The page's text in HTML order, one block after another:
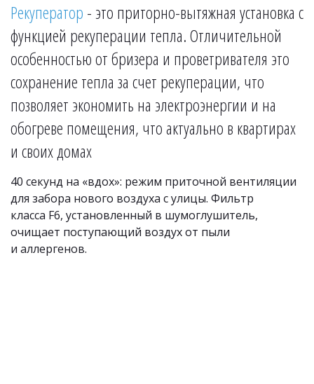
Рекуператор - это приторно-вытяжная установка с
функцией рекуперации тепла. Отличительной
особенностью от бризера и проветривателя это
сохранение тепла за счет рекуперации, что
позволяет экономить на электроэнергии и на
обогреве помещения, что актуально в квартирах
и своих домах
40 секунд на «вдох»: режим приточной вентиляции
для забора нового воздуха с улицы. Фильтр
класса F6, установленный в шумоглушитель,
очищает поступающий воздух от пыли
и аллергенов.